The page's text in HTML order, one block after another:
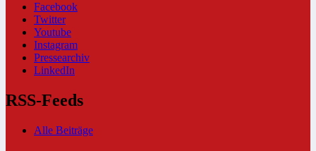
Facebook
Twitter
Youtube
Instagram
Pressearchiv
LinkedIn
RSS-Feeds
Alle Beiträge